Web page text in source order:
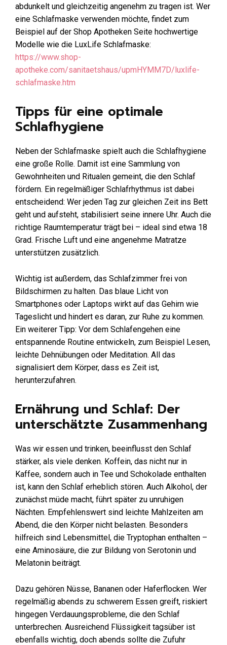
abdunkelt und gleichzeitig angenehm zu tragen ist. Wer
eine Schlafmaske verwenden möchte, findet zum
Beispiel auf der Shop Apotheken Seite hochwertige
Modelle wie die LuxLife Schlafmaske:
https://www.shop-
apotheke.com/sanitaetshaus/upmHYMM7D/luxlife-
schlafmaske.htm
Tipps für eine optimale
Schlafhygiene
Neben der Schlafmaske spielt auch die Schlafhygiene
eine große Rolle. Damit ist eine Sammlung von
Gewohnheiten und Ritualen gemeint, die den Schlaf
fördern. Ein regelmäßiger Schlafrhythmus ist dabei
entscheidend: Wer jeden Tag zur gleichen Zeit ins Bett
geht und aufsteht, stabilisiert seine innere Uhr. Auch die
richtige Raumtemperatur trägt bei – ideal sind etwa 18
Grad. Frische Luft und eine angenehme Matratze
unterstützen zusätzlich.
Wichtig ist außerdem, das Schlafzimmer frei von
Bildschirmen zu halten. Das blaue Licht von
Smartphones oder Laptops wirkt auf das Gehirn wie
Tageslicht und hindert es daran, zur Ruhe zu kommen.
Ein weiterer Tipp: Vor dem Schlafengehen eine
entspannende Routine entwickeln, zum Beispiel Lesen,
leichte Dehnübungen oder Meditation. All das
signalisiert dem Körper, dass es Zeit ist,
herunterzufahren.
Ernährung und Schlaf: Der
unterschätzte Zusammenhang
Was wir essen und trinken, beeinflusst den Schlaf
stärker, als viele denken. Koffein, das nicht nur in
Kaffee, sondern auch in Tee und Schokolade enthalten
ist, kann den Schlaf erheblich stören. Auch Alkohol, der
zunächst müde macht, führt später zu unruhigen
Nächten. Empfehlenswert sind leichte Mahlzeiten am
Abend, die den Körper nicht belasten. Besonders
hilfreich sind Lebensmittel, die Tryptophan enthalten –
eine Aminosäure, die zur Bildung von Serotonin und
Melatonin beiträgt.
Dazu gehören Nüsse, Bananen oder Haferflocken. Wer
regelmäßig abends zu schwerem Essen greift, riskiert
hingegen Verdauungsprobleme, die den Schlaf
unterbrechen. Ausreichend Flüssigkeit tagsüber ist
ebenfalls wichtig, doch abends sollte die Zufuhr